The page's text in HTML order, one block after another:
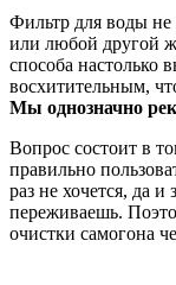
Фильтр для воды не
или любой другой
способа настолько
восхитительным,
Мы однозначно
Вопрос состоит в
правильно
раз не хочется, да и
переживаешь.
очистки самогона